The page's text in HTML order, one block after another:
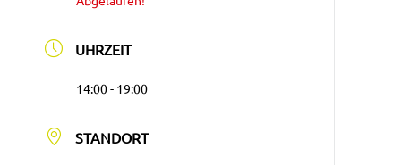
UHRZEIT
14:00 - 19:00
STANDORT